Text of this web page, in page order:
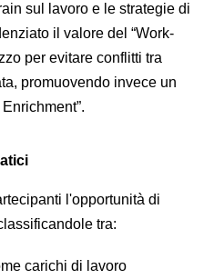
sul lavoro e le strategie di
il valore del “Work-
per evitare conflitti tra
promuovendo invece un
l'opportunità di
tra:
carichi di lavoro